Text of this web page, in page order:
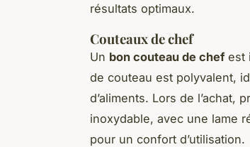
résultats optimaux.
Couteaux de chef
Un bon couteau de chefest
de couteau est polyvalent,
d’aliments. Lors de l’achat,
inoxydable, avec une lame
pour un confort d’utilisation.